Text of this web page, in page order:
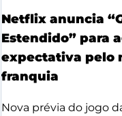
Netflix anuncia
Estendido” para
expectativa pelo
franquia
Nova prévia do jogo